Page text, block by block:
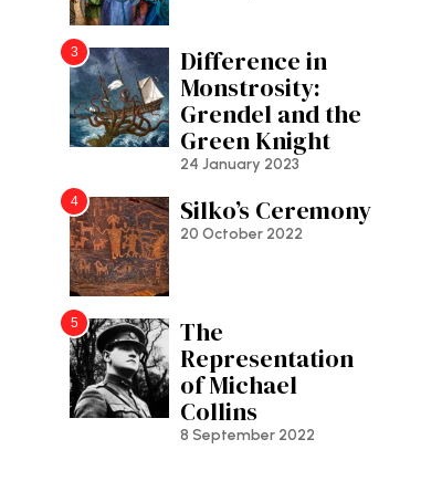
3
Difference in
Monstrosity:
Grendel and the
Green Knight
24 January 2023
4 Silko’s Ceremony
20 October 2022
5
The
Representation
of Michael
Collins
8 September 2022